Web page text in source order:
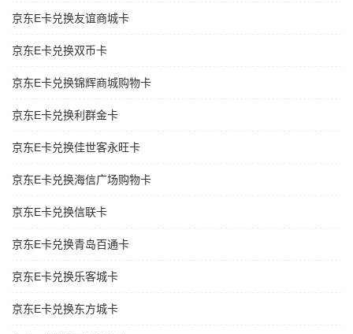
京东E卡兑换友谊商城卡
京东E卡兑换双币卡
京东E卡兑换锦辉商城购物卡
京东E卡兑换利群金卡
京东E卡兑换佳世客永旺卡
京东E卡兑换海信广场购物卡
京东E卡兑换信联卡
京东E卡兑换青岛百通卡
京东E卡兑换乐客城卡
京东E卡兑换东方城卡